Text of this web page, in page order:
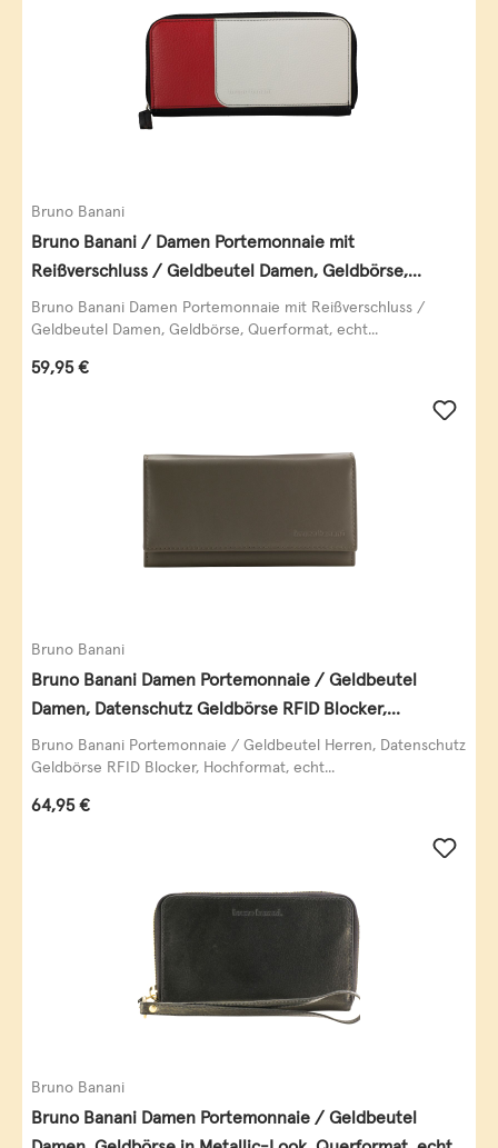
Bruno Banani
Bruno Banani / Damen Portemonnaie mit
Reißverschluss / Geldbeutel Damen, Geldbörse,
Querformat, echt Leder, black/white/red
Bruno Banani Damen Portemonnaie mit Reißverschluss /
Geldbeutel Damen, Geldbörse, Querformat, echt...
Regulärer Preis:
59,95 €
Bruno Banani
Bruno Banani Damen Portemonnaie / Geldbeutel
Damen, Datenschutz Geldbörse RFID Blocker,
Querformat, echt Leder, taupe
Bruno Banani Portemonnaie / Geldbeutel Herren, Datenschutz
Geldbörse RFID Blocker, Hochformat, echt...
Regulärer Preis:
64,95 €
Bruno Banani
Bruno Banani Damen Portemonnaie / Geldbeutel